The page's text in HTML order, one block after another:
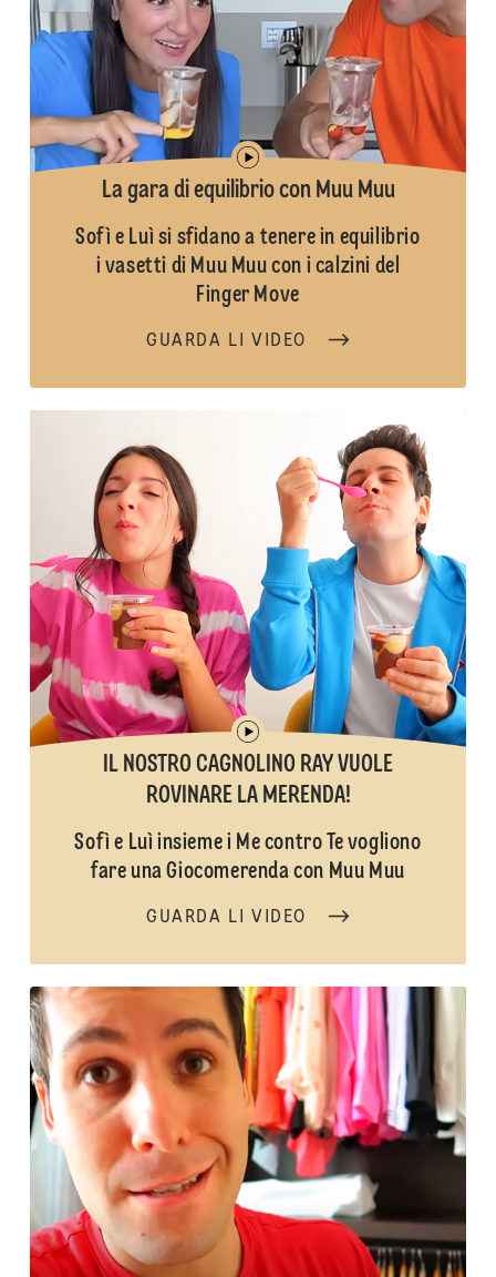
La gara di equilibrio con Muu Muu
Sofì e Luì si sfidano a tenere in equilibrio
i vasetti di Muu Muu con i calzini del
Finger Move
GUARDA LI VIDEO
IL NOSTRO CAGNOLINO RAY VUOLE
ROVINARE LA MERENDA!
Sofì e Luì insieme i Me contro Te vogliono
fare una Giocomerenda con Muu Muu
GUARDA LI VIDEO